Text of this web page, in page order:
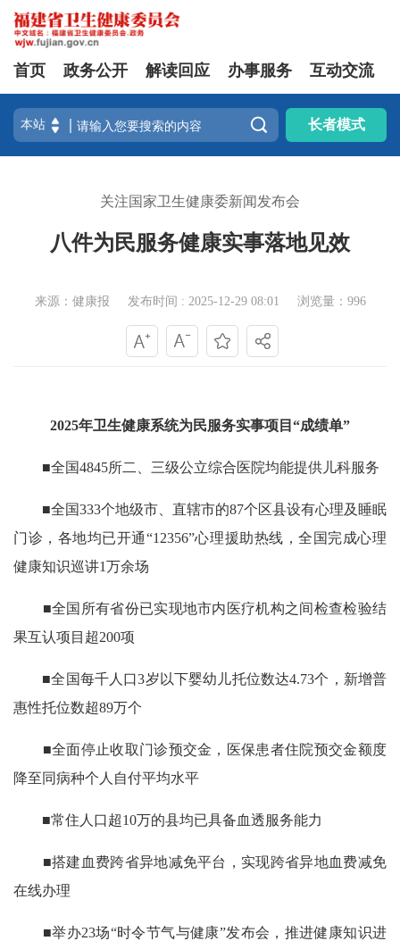
首页 政务公开 解读回应 办事服务 互动交流
 长者模式
关注国家卫生健康委新闻发布会
八件为民服务健康实事落地见效
来源：健康报 发布时间 : 2025-12-29 08:01 浏览量：996
2025年卫生健康系统为民服务实事项目“成绩单”
■全国4845所二、三级公立综合医院均能提供儿科服务
■全国333个地级市、直辖市的87个区县设有心理及睡眠
门诊，各地均已开通“12356”心理援助热线，全国完成心理
健康知识巡讲1万余场
■全国所有省份已实现地市内医疗机构之间检查检验结
果互认项目超200项
■全国每千人口3岁以下婴幼儿托位数达4.73个，新增普
惠性托位数超89万个
■全面停止收取门诊预交金，医保患者住院预交金额度
降至同病种个人自付平均水平
■常住人口超10万的县均已具备血透服务能力
■搭建血费跨省异地减免平台，实现跨省异地血费减免
在线办理
■举办23场“时令节气与健康”发布会，推进健康知识进